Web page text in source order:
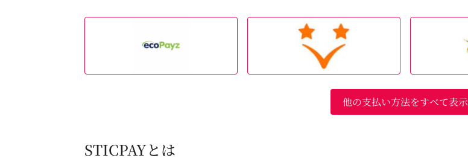
他の支払い方法をすべて表示
STICPAYとは